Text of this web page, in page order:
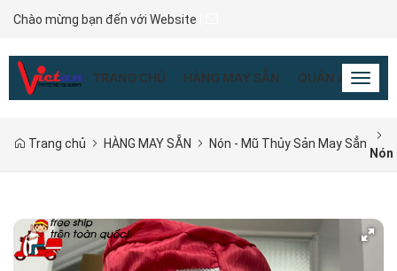
Chào mừng bạn đến với Website
TRANG CHỦ HÀNG MAY SẴN QUẦN ÁO
Trang chủ HÀNG MAY SẴN Nón - Mũ Thủy Sản May Sẳn